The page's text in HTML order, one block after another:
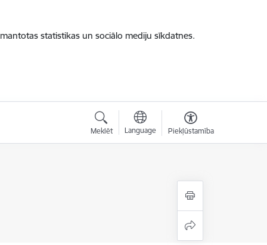
statistikas un sociālo mediju sīkdatnes.
Meklēt Language Piekļūstamība